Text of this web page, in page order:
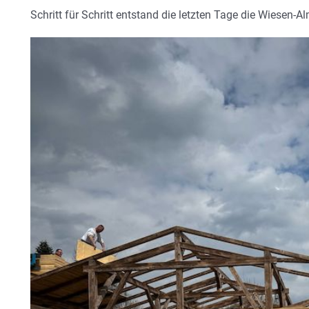
Schritt für Schritt entstand die letzten Tage die Wiesen-